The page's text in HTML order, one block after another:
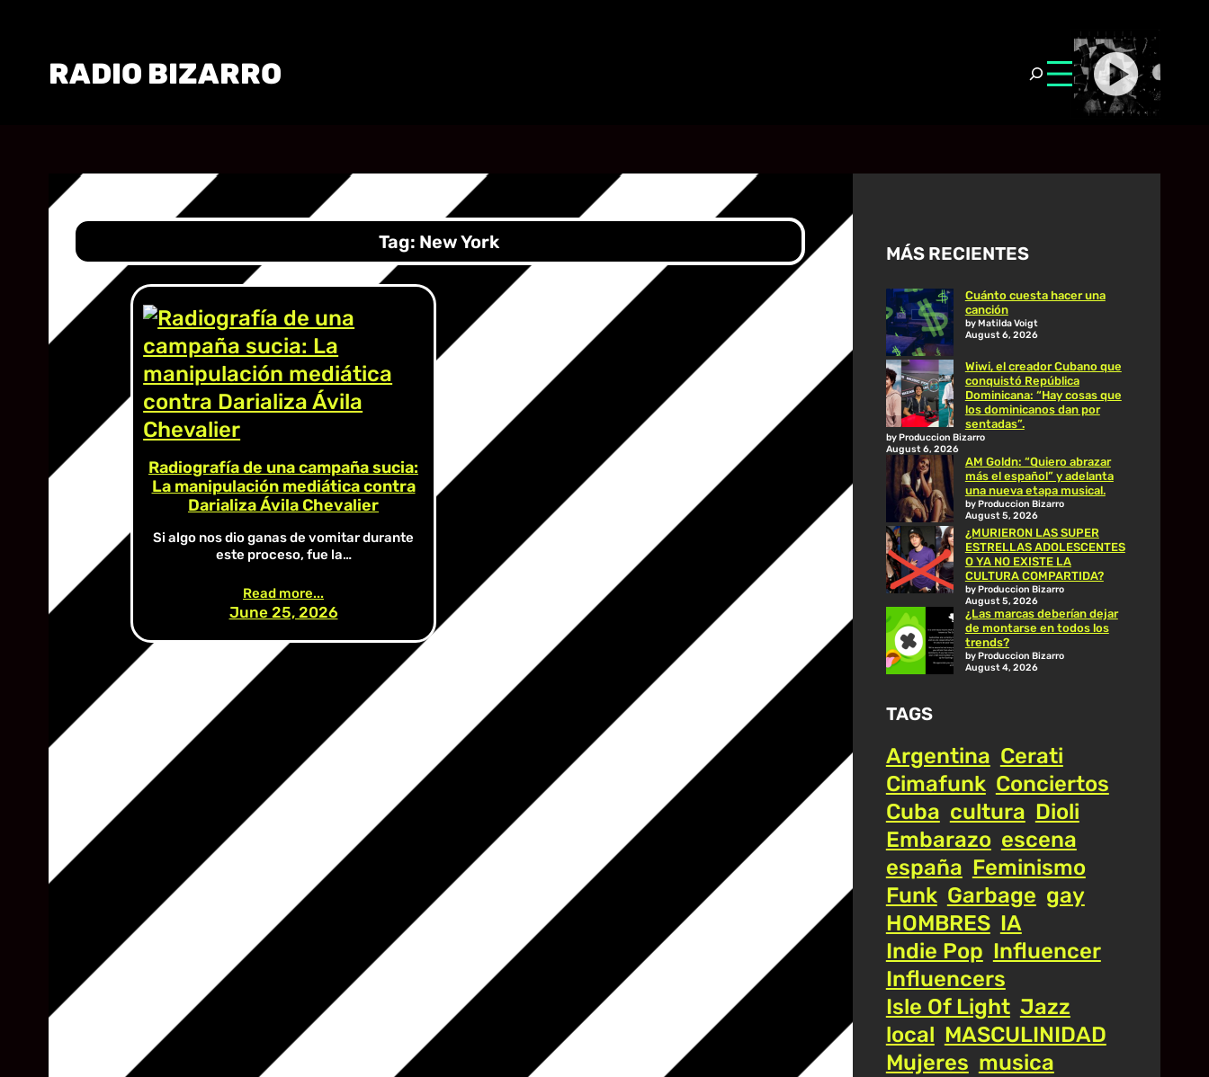
RADIO BIZARRO
Tag: New York
Radiografía de una campaña sucia:
La manipulación mediática contra
Darializa Ávila Chevalier
Si algo nos dio ganas de vomitar durante
este proceso, fue la…
Read more...
June 25, 2026
MÁS RECIENTES
Cuánto cuesta hacer una
canción
by Matilda Voigt
August 6, 2026
Wiwi, el creador Cubano que
conquistó República
Dominicana: “Hay cosas que
los dominicanos dan por
sentadas”.
by Produccion Bizarro
August 6, 2026
AM Goldn: “Quiero abrazar
más el español” y adelanta
una nueva etapa musical.
by Produccion Bizarro
August 5, 2026
¿MURIERON LAS SUPER
ESTRELLAS ADOLESCENTES
O YA NO EXISTE LA
CULTURA COMPARTIDA?
by Produccion Bizarro
August 5, 2026
¿Las marcas deberían dejar
de montarse en todos los
trends?
by Produccion Bizarro
August 4, 2026
TAGS
Argentina Cerati
Cimafunk Conciertos
Cuba cultura Dioli
Embarazo escena
españa Feminismo
Funk Garbage gay
HOMBRES IA
Indie Pop Influencer
Influencers
Isle Of Light Jazz
local MASCULINIDAD
Mujeres musica